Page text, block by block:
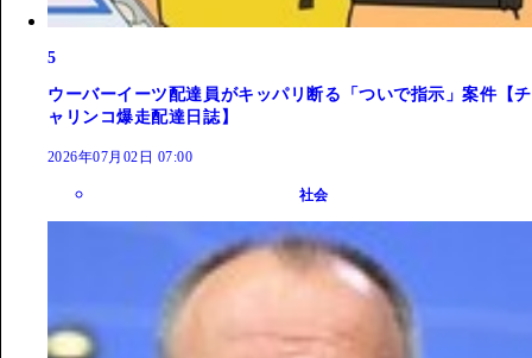
5
ウーバーイーツ配達員がキッパリ断る「ついで指示」案件【チ
ャリンコ爆走配達日誌】
2026年07月02日 07:00
社会